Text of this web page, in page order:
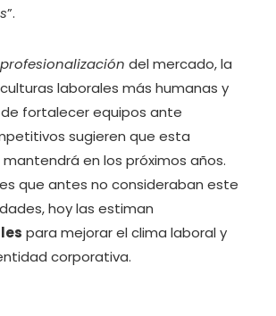
”.
del mercado, la
laborales más humanas y
fortalecer equipos ante
sugieren que esta
en los próximos años.
que antes no consideraban este
hoy las estiman
para mejorar el clima laboral y
corporativa.